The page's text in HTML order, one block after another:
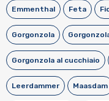
Emmenthal Feta
Gorgonzola
Gorgonzola al cucchiaio
Leerdammer Maasdam